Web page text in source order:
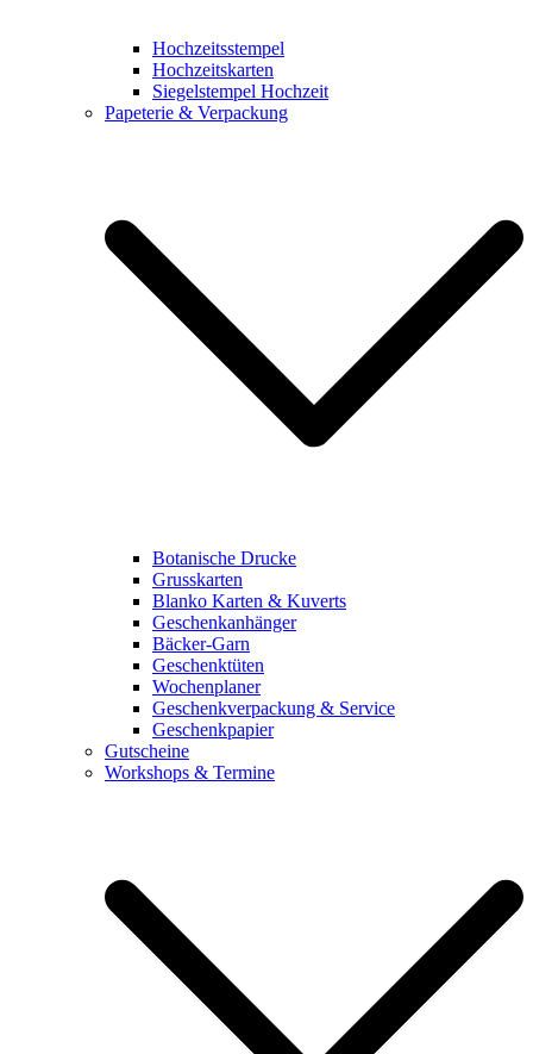
Hochzeitsstempel
Hochzeitskarten
Siegelstempel Hochzeit
Papeterie & Verpackung
Botanische Drucke
Grusskarten
Blanko Karten & Kuverts
Geschenkanhänger
Bäcker-Garn
Geschenktüten
Wochenplaner
Geschenkverpackung & Service
Geschenkpapier
Gutscheine
Workshops & Termine